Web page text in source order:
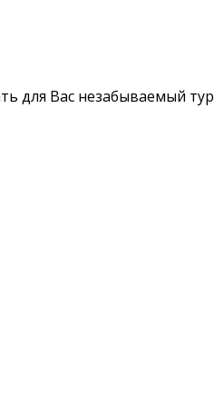
для Вас незабываемый тур